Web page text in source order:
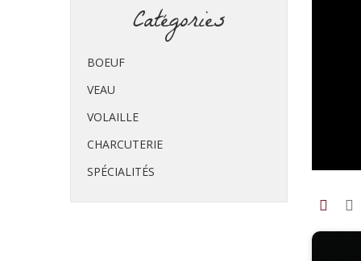
Catégories
BOEUF
VEAU
VOLAILLE
CHARCUTERIE
SPÉCIALITÉS